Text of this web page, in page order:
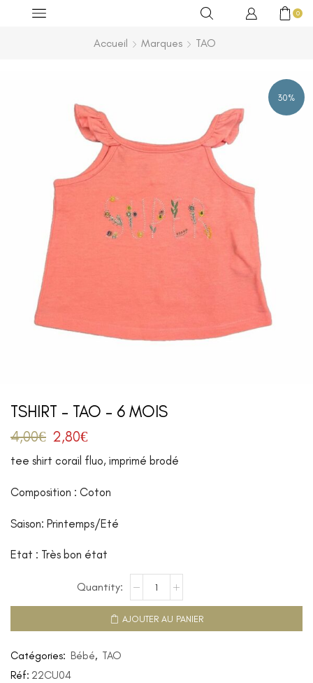
0
Accueil Marques TAO
30%
TSHIRT – TAO – 6 MOIS
4,00€ 2,80€
tee shirt corail fluo, imprimé brodé
Composition : Coton
Saison: Printemps/Eté
Etat : Très bon état
AJOUTER AU PANIER
Catégories: Bébé, TAO
Réf: 22CU04